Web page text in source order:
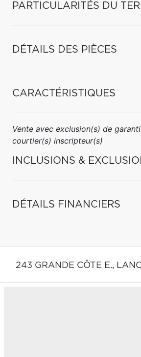
PARTICULARITÉS DU
DÉTAILS DES PIÈCES
CARACTÉRISTIQUES
Vente avec exclusion(s) de
courtier(s) inscripteur(s)
INCLUSIONS &
DÉTAILS FINANCIERS
243 GRANDE CÔTE E.,